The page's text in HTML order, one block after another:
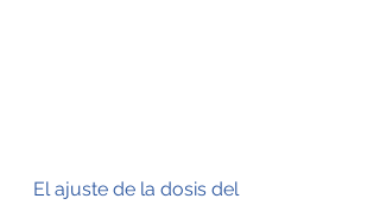
El ajuste de la dosis del